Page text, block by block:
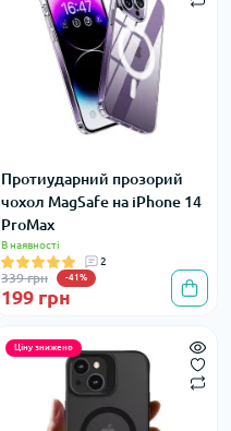
Протиударний прозорий
чохол MagSafe на iPhone 14
ProMax
В наявності
2
339 грн -41%
199 грн
Ціну знижено